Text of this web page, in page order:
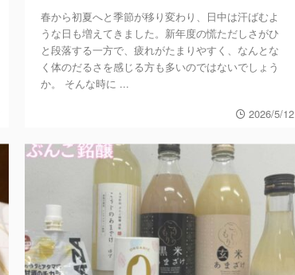
春から初夏へと季節が移り変わり、日中は汗ばむよ
うな日も増えてきました。新年度の慌ただしさがひ
と段落する一方で、疲れがたまりやすく、なんとな
く体のだるさを感じる方も多いのではないでしょう
か。 そんな時に ...
2026/5/12